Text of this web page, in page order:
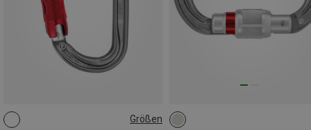
Größen
TWIST-LOCK